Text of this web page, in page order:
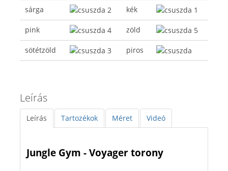
sárga kék
pink zöld
sötétzöld piros
Leírás
Leírás Tartozékok Méret Videó
Jungle Gym - Voyager torony